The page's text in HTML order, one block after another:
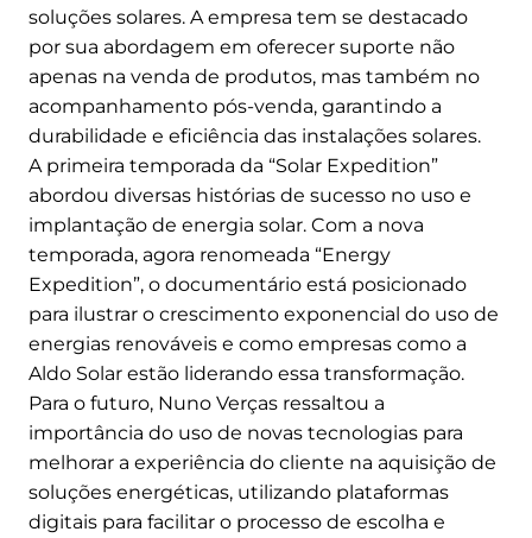
soluções solares. A empresa tem se destacado
por sua abordagem em oferecer suporte não
apenas na venda de produtos, mas também no
acompanhamento pós-venda, garantindo a
durabilidade e eficiência das instalações solares.
A primeira temporada da “Solar Expedition”
abordou diversas histórias de sucesso no uso e
implantação de energia solar. Com a nova
temporada, agora renomeada “Energy
Expedition”, o documentário está posicionado
para ilustrar o crescimento exponencial do uso de
energias renováveis e como empresas como a
Aldo Solar estão liderando essa transformação.
Para o futuro, Nuno Verças ressaltou a
importância do uso de novas tecnologias para
melhorar a experiência do cliente na aquisição de
soluções energéticas, utilizando plataformas
digitais para facilitar o processo de escolha e